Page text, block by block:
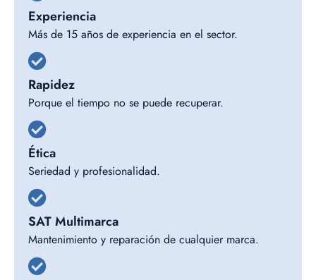
Experiencia
Más de 15 años de experiencia en el sector.
Rapidez
Porque el tiempo no se puede recuperar.
Ética
Seriedad y profesionalidad.
SAT Multimarca
Mantenimiento y reparación de cualquier marca.